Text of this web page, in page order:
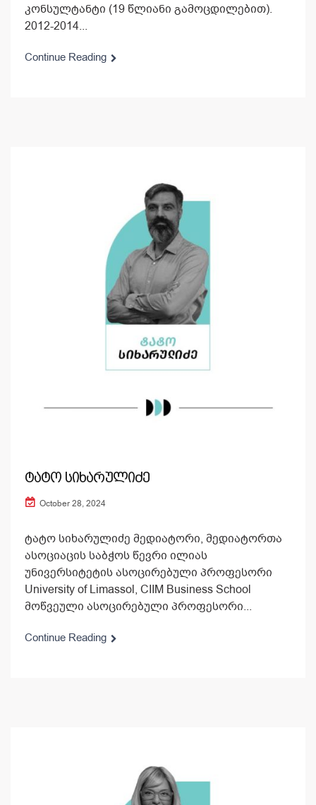
კონსულტანტი (19 წლიანი გამოცდილებით).
2012-2014...
Continue Reading
ტატო სიხარულიძე
October 28, 2024
ტატო სიხარულიძე მედიატორი, მედიატორთა
ასოციაცის საბჭოს წევრი ილიას
უნივერსიტეტის ასოცირებული პროფესორი
University of Limassol, CIIM Business School
მოწვეული ასოცირებული პროფესორი...
Continue Reading